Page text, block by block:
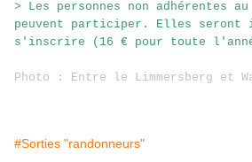
> Les personnes non adhérentes
peuvent participer. Elles seront
s'inscrire (16 € pour toute
Photo : Entre le Limmersberg et
#Sorties "randonneurs"